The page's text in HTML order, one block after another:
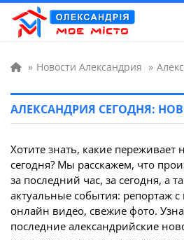
» Новости Александрия »
АЛЕКСАНДРИЯ СЕГОДНЯ:
Хотите знать, какие переживает
сегодня? Мы расскажем, что
за последний час, за сегодня, а
актуальные события: репортаж с
онлайн видео, свежие фото.
последние александрийские